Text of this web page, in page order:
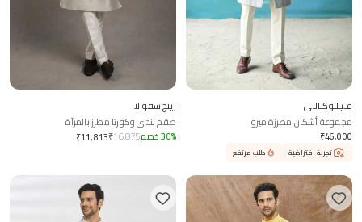
فـيـلـوكـالـي
مجموعة أشكان مطرزة ميرو
₹46,000
تجربة افتراضية طلب مرتفع
رينج سفوالا
طقم بندي وكورتا مطرز بالمرآة
₹11,813₹16,875 30% خصم